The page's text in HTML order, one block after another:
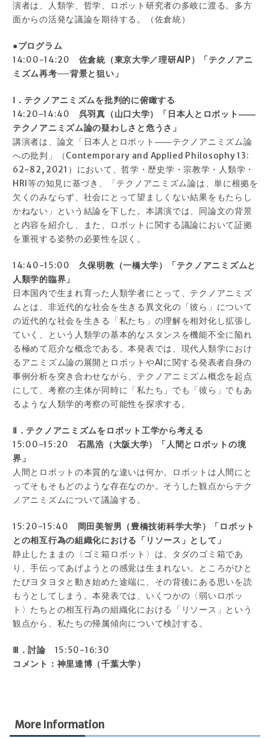
演者は、人類学、哲学、ロボット研究者の多岐に渡る。多方
面からの活発な議論を期待する。（佐倉統）
●プログラム
14:00-14:20 佐倉統（東京大学／理研AIP）「テクノアニ
ミズム再考──背景と狙い」
Ⅰ．テクノアニミズムを批判的に俯瞰する
14:20-14:40 呉羽真（山口大学）「日本人とロボット――
テクノアニミズム論の疑わしさと危うさ」
講演者は、論文「日本人とロボット――テクノアニミズム論
への批判」（Contemporary and Applied Philosophy 13:
62-82, 2021）において、哲学・歴史学・宗教学・人類学・
HRI等の知見に基づき、「テクノアニミズム論は、単に根拠を
欠くのみならず、社会にとって望ましくない結果をもたらし
かねない」という結論を下した。本講演では、同論文の背景
と内容を紹介し、また、ロボットに関する議論において証拠
を重視する姿勢の必要性を説く。
14:40-15:00 久保明教（一橋大学）「テクノアニミズムと
人類学的臨界」
日本国内で生まれ育った人類学者にとって、テクノアニミズ
ムとは、非近代的な社会を生きる異文化の「彼ら」について
の近代的な社会を生きる「私たち」の理解を相対化し拡張し
ていく、という人類学の基本的なスタンスを機能不全に陥れ
る極めて厄介な概念である。本発表では、現代人類学におけ
るアニミズム論の展開とロボットやAIに関する発表者自身の
事例分析を突き合わせながら、テクノアニミズム概念を起点
にして、考察の主体が同時に「私たち」でも「彼ら」でもあ
るような人類学的考察の可能性を探求する。
Ⅱ．テクノアニミズムをロボット工学から考える
15:00-15:20 石黒浩（大阪大学）「人間とロボットの境
界」
人間とロボットの本質的な違いは何か。ロボットは人間にと
ってそもそもどのような存在なのか。そうした観点からテク
ノアニミズムについて議論する。
15:20-15:40
岡田美智男（豊橋技術科学大学）「ロボット
との相互行為の組織化における「リソース」として」
静止したままの〈ゴミ箱ロボット〉は、タダのゴミ箱であ
り、手伝ってあげようとの感覚は生まれない。ところがひと
たびヨタヨタと動き始めた途端に、その背後にある思いを読
もうとしてしまう。本発表では、いくつかの〈弱いロボッ
ト〉たちとの相互行為の組織化における「リソース」という
観点から、私たちの帰属傾向について検討する。
Ⅲ．討論 15:50-16:30
コメント：神里達博（千葉大学）
More Information